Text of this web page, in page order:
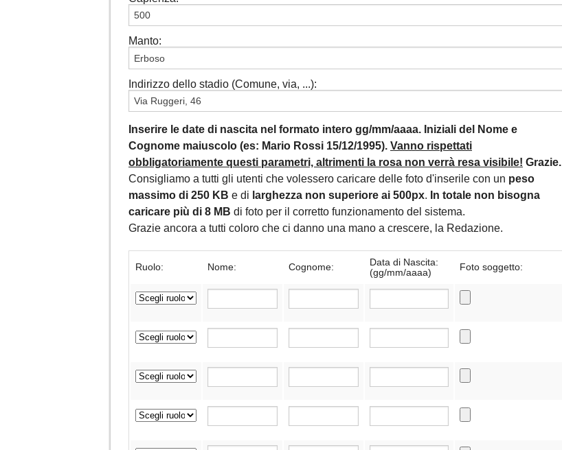
Manto:
Indirizzo dello stadio (Comune, via, ...):
Inserire le date di nascita nel formato intero gg/mm/aaaa. Iniziali del Nome e
Cognome maiuscolo (es: Mario Rossi 15/12/1995). Vanno rispettati
obbligatoriamente questi parametri, altrimenti la rosa non verrà resa visibile! Grazie.
Consigliamo a tutti gli utenti che volessero caricare delle foto d'inserile con un peso
massimo di 250 KB e di larghezza non superiore ai 500px. In totale non bisogna
caricare più di 8 MB di foto per il corretto funzionamento del sistema.
Grazie ancora a tutti coloro che ci danno una mano a crescere, la Redazione.
Ruolo: Nome: Cognome:
Data di Nascita:
(gg/mm/aaaa)
Foto soggetto: